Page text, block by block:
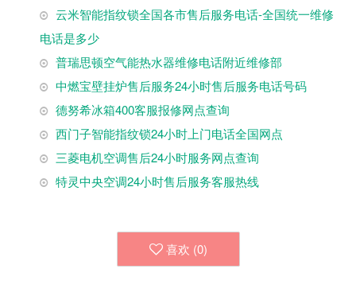
云米智能指纹锁全国各市售后服务电话-全国统一维修
电话是多少
普瑞思顿空气能热水器维修电话附近维修部
中燃宝壁挂炉售后服务24小时售后服务电话号码
德努希冰箱400客服报修网点查询
西门子智能指纹锁24小时上门电话全国网点
三菱电机空调售后24小时服务网点查询
特灵中央空调24小时售后服务客服热线
喜欢 (0)